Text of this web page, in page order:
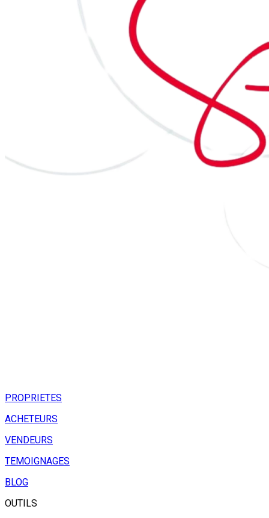
PROPRIETES
ACHETEURS
VENDEURS
TEMOIGNAGES
BLOG
OUTILS